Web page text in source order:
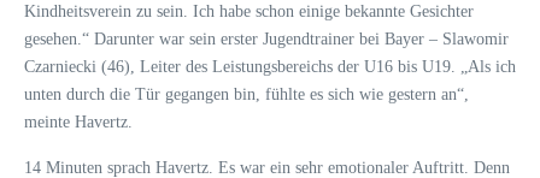
Kindheitsverein zu sein. Ich habe schon einige bekannte Gesichter
gesehen.“ Darunter war sein erster Jugendtrainer bei Bayer – Slawomir
Czarniecki (46), Leiter des Leistungsbereichs der U16 bis U19. „Als ich
unten durch die Tür gegangen bin, fühlte es sich wie gestern an“,
meinte Havertz.
14 Minuten sprach Havertz. Es war ein sehr emotionaler Auftritt. Denn